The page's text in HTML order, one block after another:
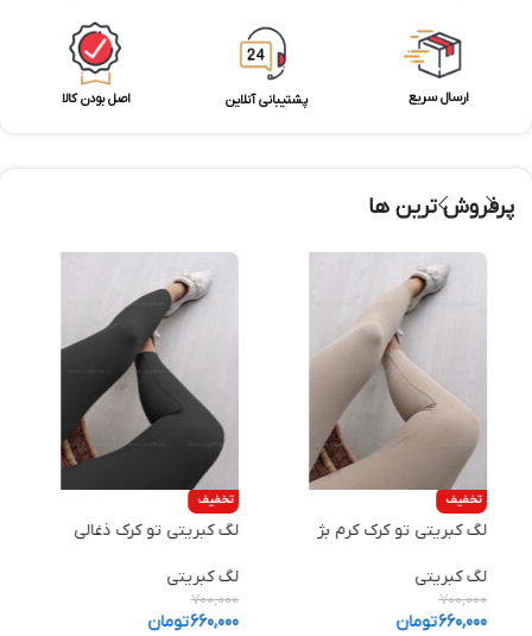
ارسال سریع پشتیبانی آنلاین اصل بودن کالا
پرفروش ترین ها
تخفیف
لگ کبریتی تو کرک کرم بژ
لگ کبریتی
700,000
660,000تومان
تخفیف
لگ کبریتی تو کرک ذغالی
لگ کبریتی
700,000
660,000تومان